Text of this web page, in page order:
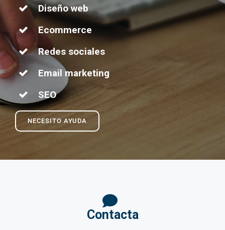
Diseño web
Ecommerce
Redes sociales
Email marketing
SEO
NECESITO AYUDA
Contacta